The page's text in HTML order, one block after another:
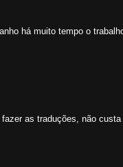
há muito tempo o
as traduções, não